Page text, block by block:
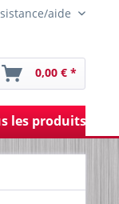
aide
0,00 € *
les produits